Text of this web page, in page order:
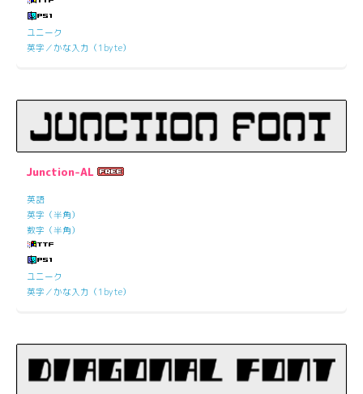
ユニーク
英字／かな入力（1byte）
Junction-AL
英語
英字（半角）
数字（半角）
ユニーク
英字／かな入力（1byte）